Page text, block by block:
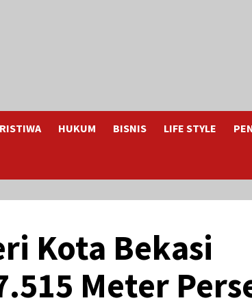
HUKUM BISNIS LIFE STYLE
Kota Bekasi
Meter